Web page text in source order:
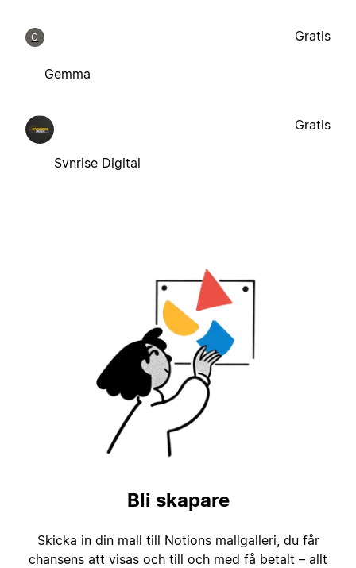
G
Gemma
Gratis
Svnrise Digital
Gratis
Bli skapare
Skicka in din mall till Notions mallgalleri, du får
chansens att visas och till och med få betalt – allt